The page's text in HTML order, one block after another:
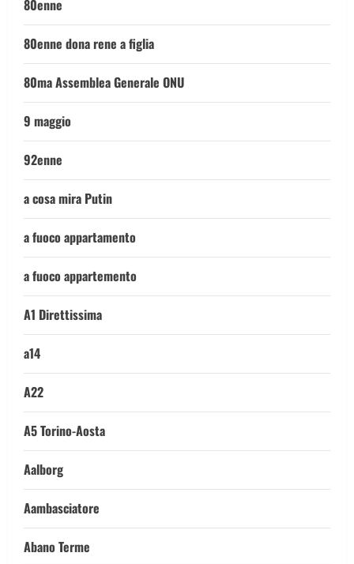
80enne
80enne dona rene a figlia
80ma Assemblea Generale ONU
9 maggio
92enne
a cosa mira Putin
a fuoco appartamento
a fuoco appartemento
A1 Direttissima
a14
A22
A5 Torino-Aosta
Aalborg
Aambasciatore
Abano Terme